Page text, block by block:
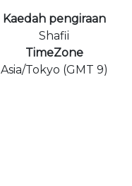
Kaedah pengiraan
Shafii
TimeZone
Asia/Tokyo (GMT 9)